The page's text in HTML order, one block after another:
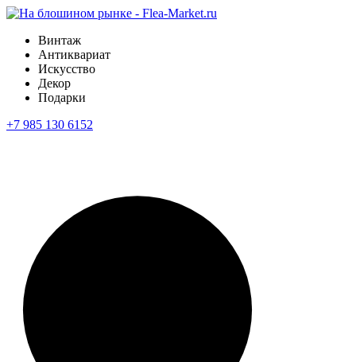
Винтаж
Антиквариат
Искусство
Декор
Подарки
+7 985 130 6152